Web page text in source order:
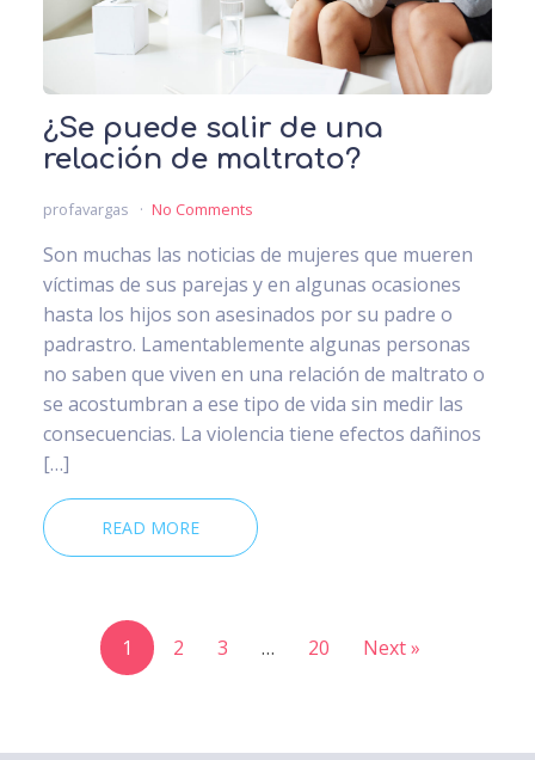
¿Se puede salir de una
relación de maltrato?
profavargas No Comments
Son muchas las noticias de mujeres que mueren
víctimas de sus parejas y en algunas ocasiones
hasta los hijos son asesinados por su padre o
padrastro. Lamentablemente algunas personas
no saben que viven en una relación de maltrato o
se acostumbran a ese tipo de vida sin medir las
consecuencias. La violencia tiene efectos dañinos
[…]
READ MORE
1 2 3 … 20 Next »